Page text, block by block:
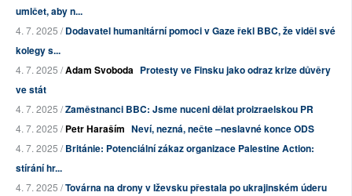
umlčet, aby n...
4. 7. 2025 /Dodavatel humanitární pomoci v Gaze řekl BBC, že viděl své
kolegy s...
4. 7. 2025 /Adam Svoboda Protesty ve Finsku jako odraz krize důvěry
ve stát
4. 7. 2025 /Zaměstnanci BBC: Jsme nuceni dělat proizraelskou PR
4. 7. 2025 /Petr Haraším Neví, nezná, nečte –neslavné konce ODS
4. 7. 2025 /Británie: Potenciální zákaz organizace Palestine Action:
stírání hr...
4. 7. 2025 /Továrna na drony v Iževsku přestala po ukrajinském úderu